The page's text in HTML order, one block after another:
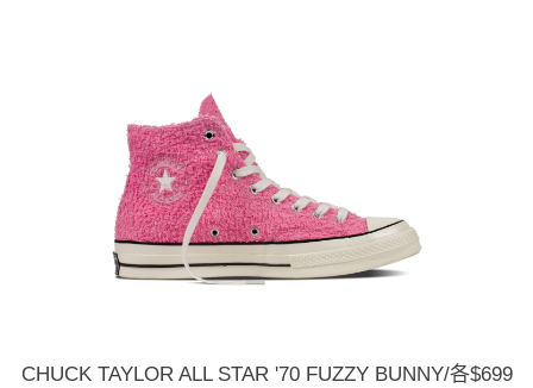
CHUCK TAYLOR ALL STAR '70 FUZZY BUNNY/各$699